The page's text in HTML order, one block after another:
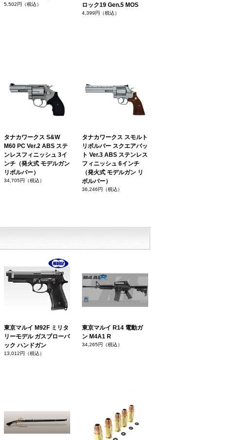
5,502円（税込）
ロック19 Gen.5 MOS
4,399円（税込）
タナカワークス S&W
M60 PC Ver.2 ABS ステ
ンレスフィニッシュ 3イ
ンチ（発火式 モデルガン
リボルバー）
34,705円（税込）
タナカワークス スモルト
リボルバー スクエアバッ
ト Ver.3 ABS ステンレス
フィニッシュ 6インチ
（発火式 モデルガン リ
ボルバー）
36,246円（税込）
東京マルイ M92F ミリタ
リーモデル ガスブローバ
ック ハンドガン
13,012円（税込）
東京マルイ R14 電動ガ
ン M4A1 R
34,265円（税込）